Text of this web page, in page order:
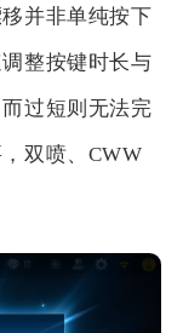
并非单纯按下
整按键时长与
过短则无法完
双喷、CWW